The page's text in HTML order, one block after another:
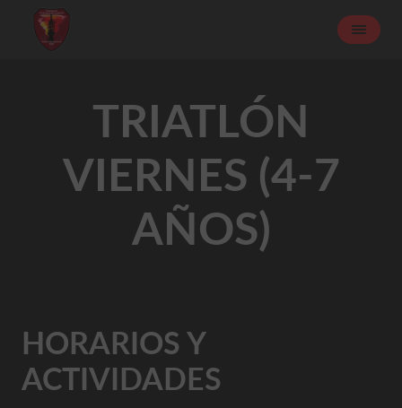
TRIATLÓN
VIERNES (4-7
AÑOS)
HORARIOS Y
ACTIVIDADES